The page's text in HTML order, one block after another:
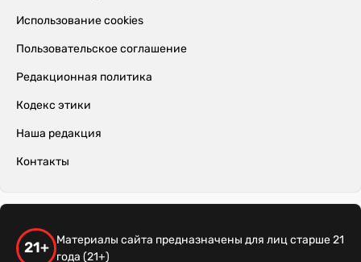
Использование cookies
Пользовательское соглашение
Редакционная политика
Кодекс этики
Наша редакция
Контакты
21+
Материалы сайта предназначены для лиц старше 21
года (21+)